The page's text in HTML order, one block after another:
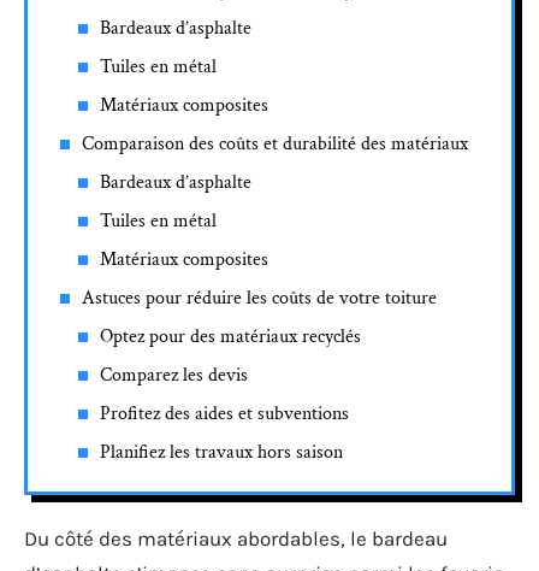
Bardeaux d’asphalte
Tuiles en métal
Matériaux composites
Comparaison des coûts et durabilité des matériaux
Bardeaux d’asphalte
Tuiles en métal
Matériaux composites
Astuces pour réduire les coûts de votre toiture
Optez pour des matériaux recyclés
Comparez les devis
Profitez des aides et subventions
Planifiez les travaux hors saison
Du côté des matériaux abordables, le bardeau